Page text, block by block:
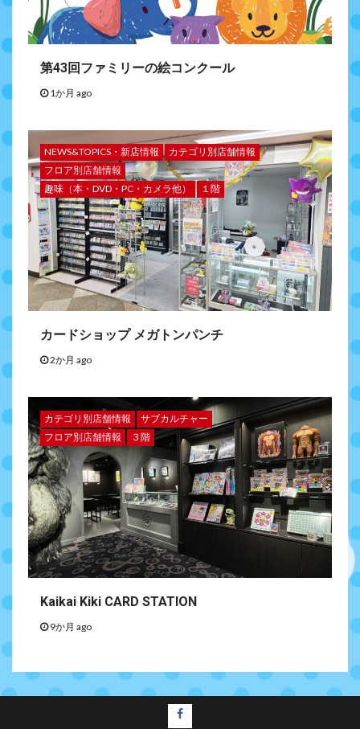
第43回ファミリーの絵コンクール
1か月 ago
NEWS&TOPICS・新店情報
カテゴリ別店舗情報
フロア別店舗情報
趣味（本・DVD・PC・カメラ他）
１階
カードショップ メガトンパンチ
2か月 ago
カテゴリ別店舗情報
サブカルチャー
フロア別店舗情報
３階
Kaikai Kiki CARD STATION
9か月 ago
facebook